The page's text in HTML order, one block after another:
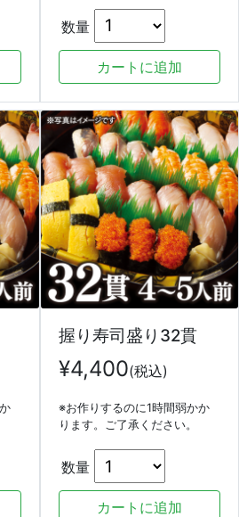
数量
握り寿司盛り32貫
¥4,400(税込)
※お作りするのに1時間弱かか
ります。ご了承ください。
数量